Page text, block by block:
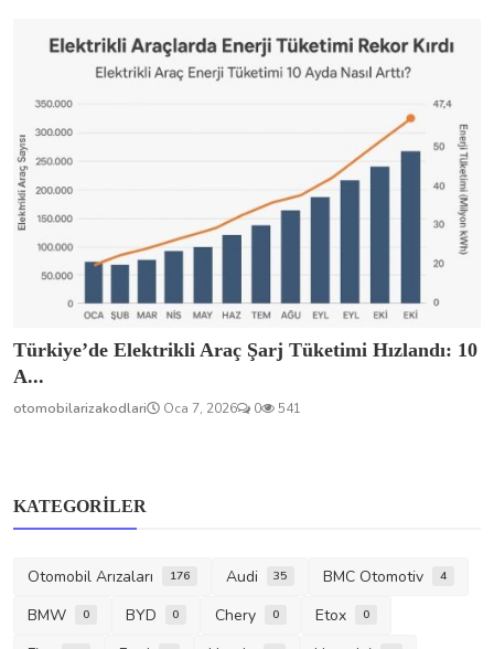
Türkiye’de Elektrikli Araç Şarj Tüketimi Hızlandı: 10
A...
otomobilarizakodlari Oca 7, 2026 0 541
KATEGORILER
Otomobil Arızaları 176 Audi 35 BMC Otomotiv 4
BMW 0 BYD 0 Chery 0 Etox 0